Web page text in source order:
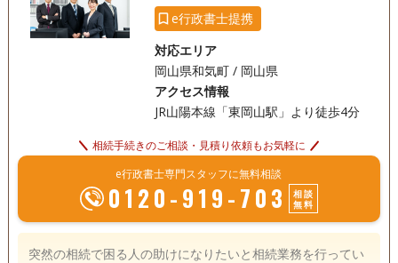
e行政書士提携
対応エリア
岡山県和気町 / 岡山県
アクセス情報
JR山陽本線「東岡山駅」より徒歩4分
相続手続きのご相談・見積り依頼もお気軽に
e行政書士専門スタッフに無料相談
0120-919-703
相談
無料
突然の相続で困る人の助けになりたいと相続業務を行ってい